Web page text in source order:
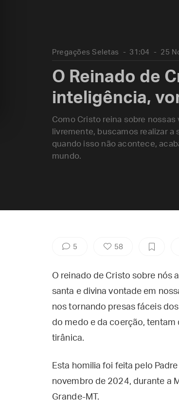
Pregações Seletas 31:04 25
O Reinado de
inteligência,
Como Cristo reina sobre
livremente, buscamos realizar
quando isso não acontece,
mundo.
5 58
O reinado de Cristo sobre nós
santa e divina vontade em
nos tornando presas fáceis
do medo e da coerção,
tirânica.
Esta homilia foi feita pelo
novembro de 2024, durante a
Grande-MT.